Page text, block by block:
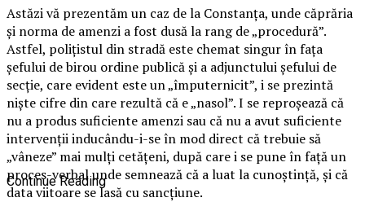
Astăzi vă prezentăm un caz de la Constanța, unde căprăria
și norma de amenzi a fost dusă la rang de „procedură”.
Astfel, polițistul din stradă este chemat singur în fața
șefului de birou ordine publică și a adjunctului șefului de
secție, care evident este un „împuternicit”, i se prezintă
niște cifre din care rezultă că e „nasol”. I se reproșează că
nu a produs suficiente amenzi sau că nu a avut suficiente
intervenții inducându-i-se în mod direct că trebuie să
„vâneze” mai mulți cetățeni, după care i se pune în față un
proces-verbal unde semnează că a luat la cunoștință, și că
data viitoare se lasă cu sancțiune.
Continue Reading